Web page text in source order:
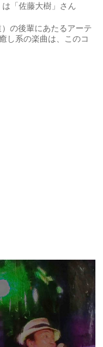
「佐藤大樹」さん
の後輩にあたるアーテ
し系の楽曲は、このコ